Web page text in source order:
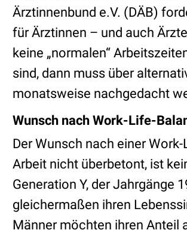
Ärztinnenbund e.V. (DÄB)
für Ärztinnen – und auch
keine „normalen“
sind, dann muss über
monatsweise nachgedacht
Wunsch nach Work-Life-
Der Wunsch nach einer
Arbeit nicht überbetont, ist
Generation Y, der Jahrgänge
gleichermaßen ihren
Männer möchten ihren Anteil